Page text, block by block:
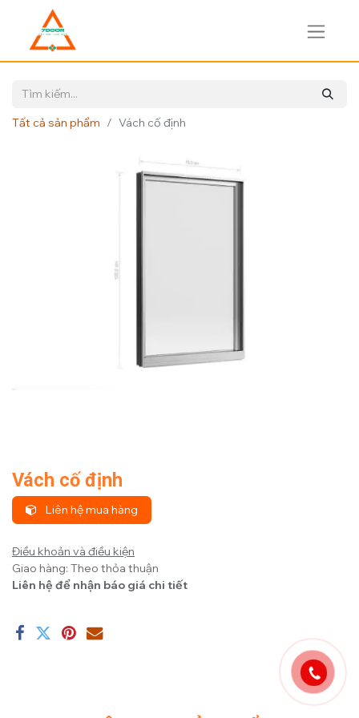
Tất cả sản phẩm Vách cố định
Vách cố định
Liên hệ mua hàng
Điều khoản và điều kiện
Giao hàng: Theo thỏa thuận
Liên hệ để nhận báo giá chi tiết